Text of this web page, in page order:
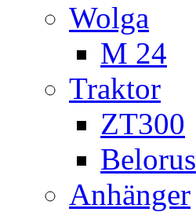
Wolga
M 24
Traktor
ZT300
Belorus
Anhänger